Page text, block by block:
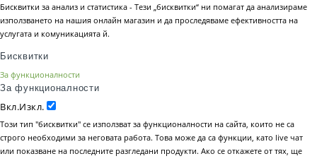
Бисквитки за анализ и статистика - Тези „бисквитки“ ни помагат да анализираме
използването на нашия онлайн магазин и да проследяваме ефективността на
услугата и комуникацията й.
Бисквитки
За функционалности
За функционалности
Вкл.Изкл.
Този тип "бисквитки" се използват за функционалности на сайта, които не са
строго необходими за неговата работа. Това може да са функции, като live чат
или показване на последните разгледани продукти. Ако се откажете от тях, ще